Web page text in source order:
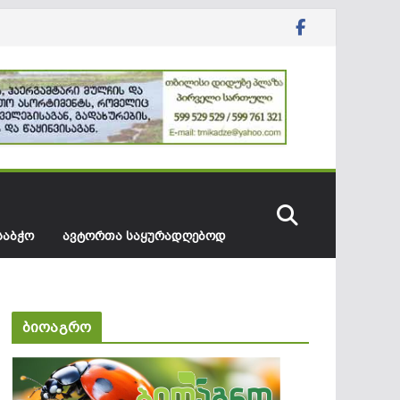
ᲐᲕᲢᲝᲠᲗᲐ ᲡᲐᲧᲣᲠᲐᲓᲦᲔᲑᲝᲓ
ბიოაგრო